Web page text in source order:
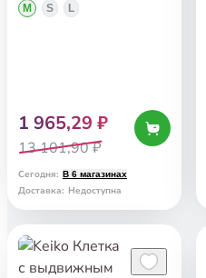
M S L
1 965,29 ₽
13 101,90 ₽
Сегодня: В 6 магазинах
Доставка: Недоступна